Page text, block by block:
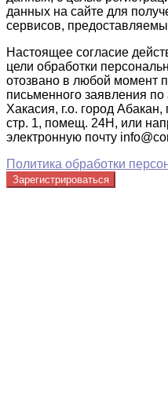
данных на сайте для
сервисов,
Настоящее согласие
цели обработки
отозвано в любой момент
письменного заявления
Хакасия, г.о. город
стр. 1, помещ. 24Н, или
электронную почту
Политика обработки
Зарегистрироваться